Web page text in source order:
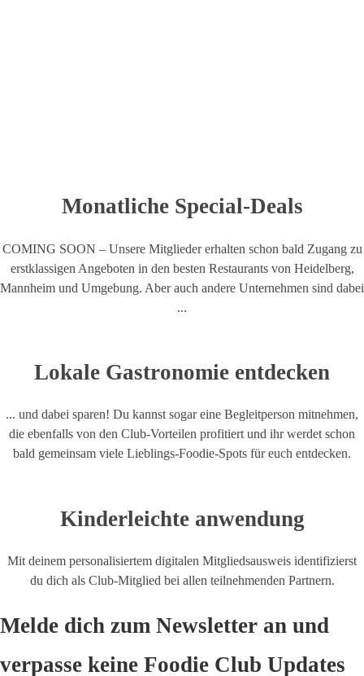
Monatliche Special-Deals
COMING SOON – Unsere Mitglieder erhalten schon bald Zugang zu
erstklassigen Angeboten in den besten Restaurants von Heidelberg,
Mannheim und Umgebung. Aber auch andere Unternehmen sind dabei
...
Lokale Gastronomie entdecken
... und dabei sparen! Du kannst sogar eine Begleitperson mitnehmen,
die ebenfalls von den Club-Vorteilen profitiert und ihr werdet schon
bald gemeinsam viele Lieblings-Foodie-Spots für euch entdecken.
Kinderleichte anwendung
Mit deinem personalisiertem digitalen Mitgliedsausweis identifizierst
du dich als Club-Mitglied bei allen teilnehmenden Partnern.
Melde dich zum Newsletter an und
verpasse keine Foodie Club Updates